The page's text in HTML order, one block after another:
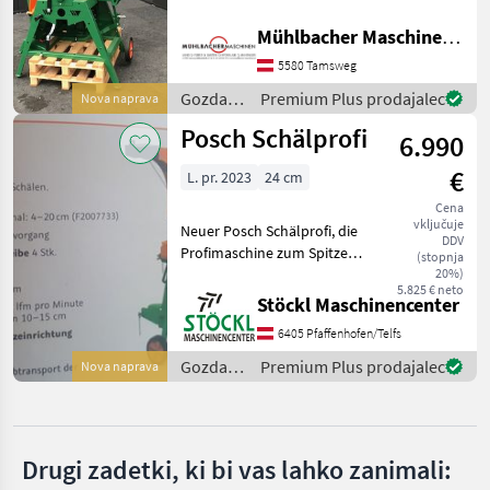
MARKETPLACE
Marketplace
Ponudbe
trgovcev
Mali
oglasi
Nova naprava
lupljenja - Število nožev na
lupljalni plošči: 4 kos -
Debelina lupljalne ploš
Mühlbacher Maschinen GmbH
5580 Tamsweg
Gozdarska
in
lesarska
/ Posch
Premium Plus prodajalec
Nova naprava
Posch Schälprofi
6.990
€
Cena
vključuje
DDV
(stopnja
20%)
5.825 € neto
L. pr. 2023 24 cm
Neuer Posch Schälprofi, die
Profimaschine zum Spitzen
Zapfwelle,
Holzdurchmesser 7 - 24 cm,
, Lagergerät. zglobna os, :
zglobna os Gozdarska
Stöckl Maschinencenter
6405 Pfaffenhofen/Telfs
Gozdarska
in
mehanizacija
Premium Plus prodajalec
Drugi zadetki, ki bi vas lahko zanimali: